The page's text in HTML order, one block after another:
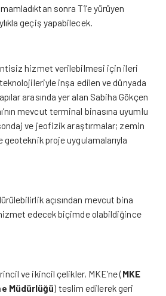
sonra T1’e yürüyen
geçiş yapabilecek.
hizmet verilebilmesi için ileri
inşa edilen ve dünyada
arasında yer alan Sabiha Gökçen
mevcut terminal binasına uyumlu
ve jeofizik araştırmalar; zemin
proje uygulamalarıyla
açısından mevcut bina
edecek biçimde olabildiğince
ve ikincil çelikler, MKE’ne (MKE
Müdürlüğü) teslim edilerek geri